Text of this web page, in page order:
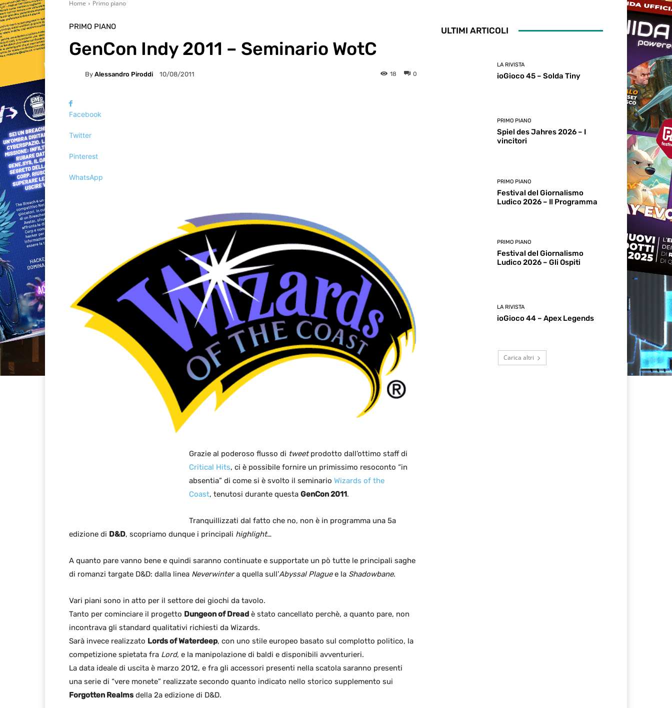
Home Primo piano
PRIMO PIANO
GenCon Indy 2011 – Seminario WotC
By Alessandro Piroddi 10/08/2011 0
18
Facebook
Twitter
Pinterest
WhatsApp
Grazie al poderoso flusso di tweetprodotto dall’ottimo staff di
Critical Hits, ci è possibile fornire un primissimo resoconto “in
absentia” di come si è svolto il seminario Wizards of the
Coast, tenutosi durante questa GenCon 2011.
Tranquillizzati dal fatto che no, non è in programma una 5a
edizione di D&D, scopriamo dunque i principali highlight…
A quanto pare vanno bene e quindi saranno continuate e supportate un pò tutte le principali saghe
di romanzi targate D&D: dalla linea Neverwintera quella sull’Abyssal Plaguee la Shadowbane.
Vari piani sono in atto per il settore dei giochi da tavolo.
Tanto per cominciare il progetto Dungeon of Dread è stato cancellato perchè, a quanto pare, non
incontrava gli standard qualitativi richiesti da Wizards.
Sarà invece realizzato Lords of Waterdeep, con uno stile europeo basato sul complotto politico, la
competizione spietata fra Lord, e la manipolazione di baldi e disponibili avventurieri.
La data ideale di uscita è marzo 2012, e fra gli accessori presenti nella scatola saranno presenti
una serie di “vere monete” realizzate secondo quanto indicato nello storico supplemento sui
Forgotten Realms della 2a edizione di D&D.
ULTIMI ARTICOLI
LA RIVISTA
ioGioco 45 – Solda Tiny
PRIMO PIANO
Spiel des Jahres 2026 – I
vincitori
PRIMO PIANO
Festival del Giornalismo
Ludico 2026 – Il Programma
PRIMO PIANO
Festival del Giornalismo
Ludico 2026 – Gli Ospiti
LA RIVISTA
ioGioco 44 – Apex Legends
Carica altri